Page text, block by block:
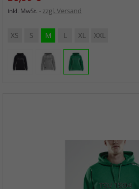
inkl. MwSt. zzgl. Versand
XS S M L XL XXL